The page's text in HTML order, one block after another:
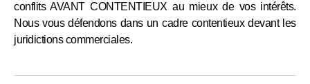
conflits AVANT CONTENTIEUX au mieux de vos intérêts.
Nous vous défendons dans un cadre contentieux devant les
juridictions commerciales.